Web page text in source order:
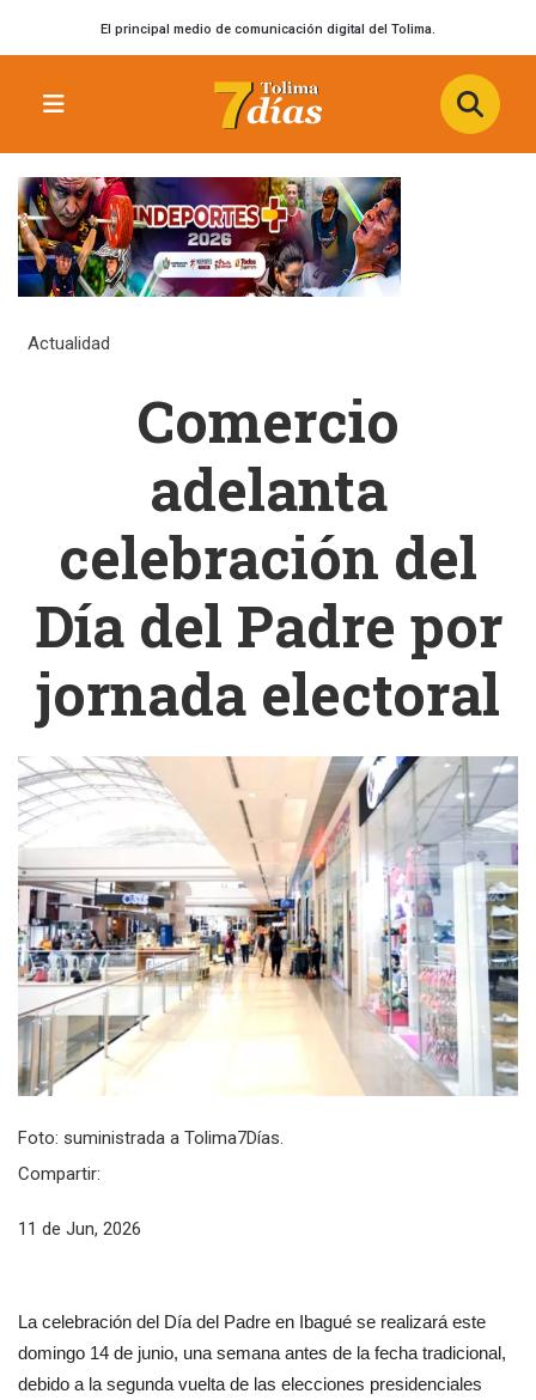
El principal medio de comunicación digital del Tolima.
Actualidad
Comercio
adelanta
celebración del
Día del Padre por
jornada electoral
Foto: suministrada a Tolima7Días.
Compartir:
11 de Jun, 2026
La celebración del Día del Padre en Ibagué se realizará este
domingo 14 de junio, una semana antes de la fecha tradicional,
debido a la segunda vuelta de las elecciones presidenciales